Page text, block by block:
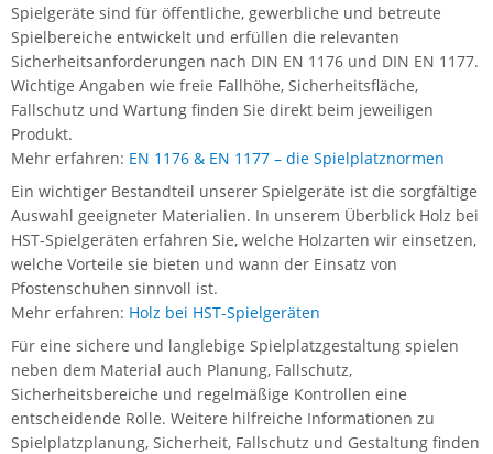
Spielgeräte sind für öffentliche, gewerbliche und betreute
Spielbereiche entwickelt und erfüllen die relevanten
Sicherheitsanforderungen nach DIN EN 1176 und DIN EN 1177.
Wichtige Angaben wie freie Fallhöhe, Sicherheitsfläche,
Fallschutz und Wartung finden Sie direkt beim jeweiligen
Produkt.
Mehr erfahren: EN 1176 & EN 1177 – die Spielplatznormen
Ein wichtiger Bestandteil unserer Spielgeräte ist die sorgfältige
Auswahl geeigneter Materialien. In unserem Überblick Holz bei
HST-Spielgeräten erfahren Sie, welche Holzarten wir einsetzen,
welche Vorteile sie bieten und wann der Einsatz von
Pfostenschuhen sinnvoll ist.
Mehr erfahren: Holz bei HST-Spielgeräten
Für eine sichere und langlebige Spielplatzgestaltung spielen
neben dem Material auch Planung, Fallschutz,
Sicherheitsbereiche und regelmäßige Kontrollen eine
entscheidende Rolle. Weitere hilfreiche Informationen zu
Spielplatzplanung, Sicherheit, Fallschutz und Gestaltung finden